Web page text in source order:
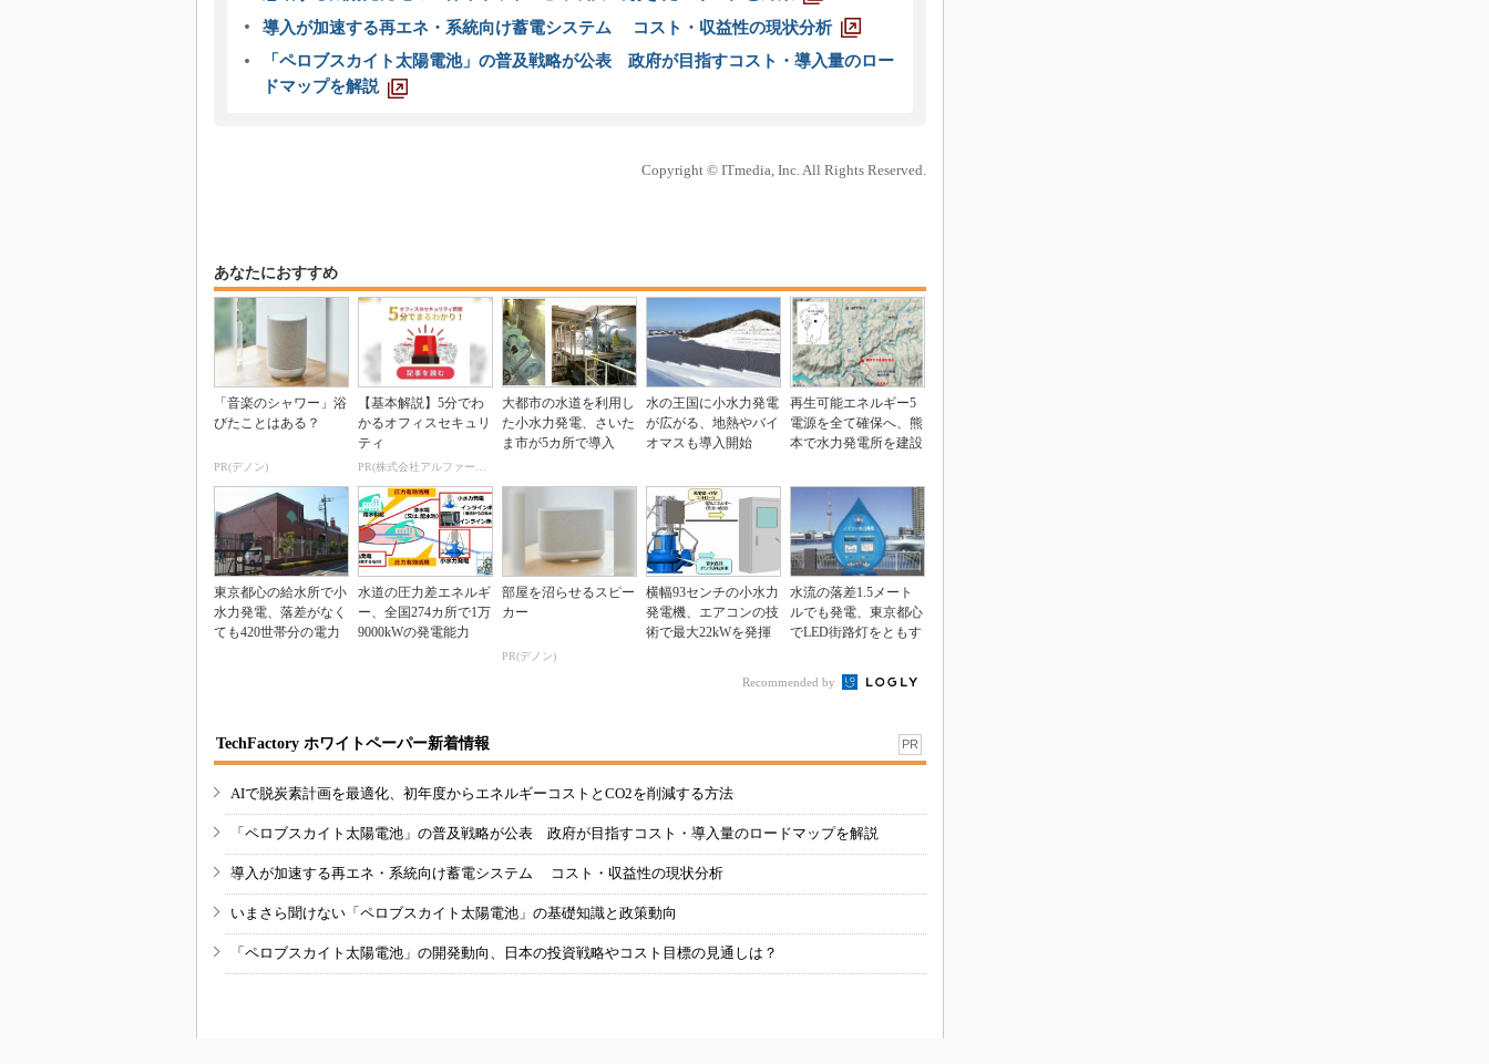
導入が加速する再エネ・系統向け蓄電システム コスト・収益性の現状分析
「ペロブスカイト太陽電池」の普及戦略が公表 政府が目指すコスト・導入量のロー
ドマップを解説
Copyright © ITmedia, Inc. All Rights Reserved.
あなたにおすすめ
「音楽のシャワー」浴
びたことはある？
PR(デノン)
【基本解説】5分でわ
かるオフィスセキュリ
ティ
大都市の水道を利用し
た小水力発電、さいた
ま市が5カ所で導入
水の王国に小水力発電
が広がる、地熱やバイ
オマスも導入開始
再生可能エネルギー5
電源を全て確保へ、熊
本で水力発電所を建設
東京都心の給水所で小
水力発電、落差がなく
ても420世帯分の電力
水道の圧力差エネルギ
ー、全国274カ所で1万
9000kWの発電能力
部屋を沼らせるスピー
カー
PR(デノン)
横幅93センチの小水力
発電機、エアコンの技
術で最大22kWを発揮
水流の落差1.5メート
ルでも発電、東京都心
でLED街路灯をともす
Recommended by
TechFactory ホワイトペーパー新着情報 PR
AIで脱炭素計画を最適化、初年度からエネルギーコストとCO2を削減する方法
「ペロブスカイト太陽電池」の普及戦略が公表 政府が目指すコスト・導入量のロードマップを解説
導入が加速する再エネ・系統向け蓄電システム コスト・収益性の現状分析
いまさら聞けない「ペロブスカイト太陽電池」の基礎知識と政策動向
「ペロブスカイト太陽電池」の開発動向、日本の投資戦略やコスト目標の見通しは？